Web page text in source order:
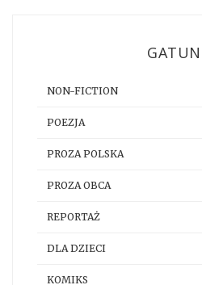
NON-FICTION
POEZJA
PROZA POLSKA
PROZA OBCA
REPORTAŻ
DLA DZIECI
KOMIKS